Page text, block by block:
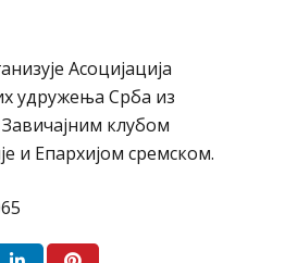
Асоцијација
удружења Срба из
Завичајним клубом
и Епархијом сремском.